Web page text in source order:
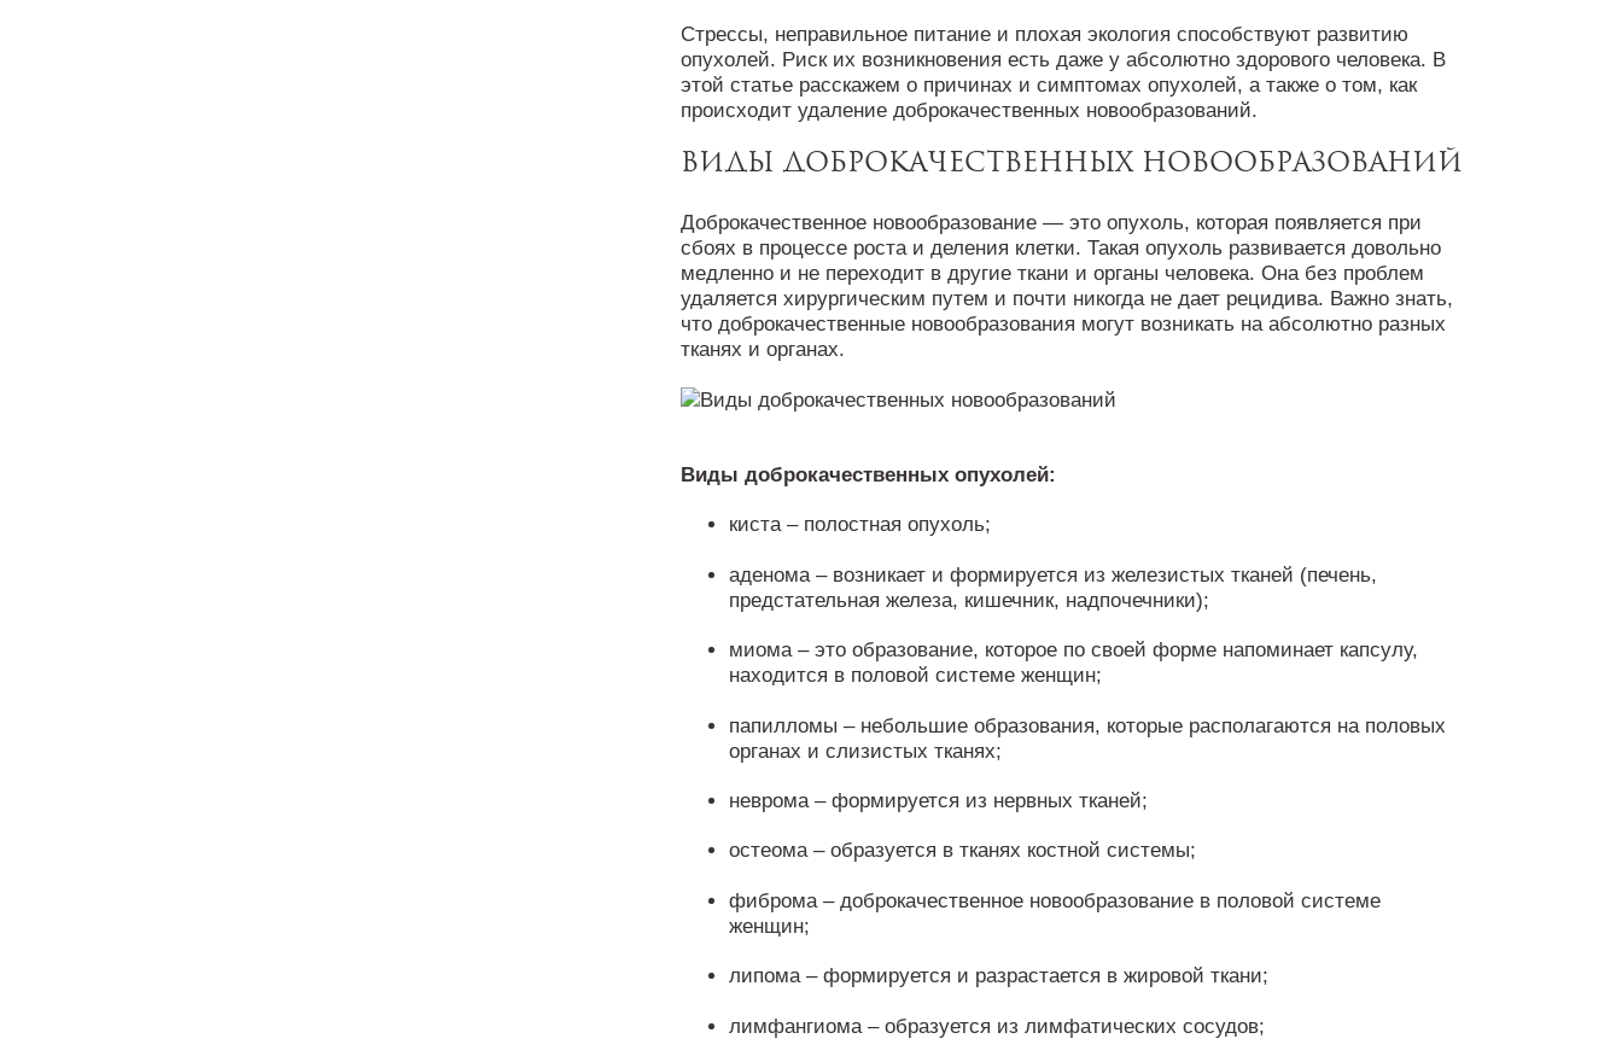
Стрессы, неправильное питание и плохая экология способствуют развитию
опухолей. Риск их возникновения есть даже у абсолютно здорового человека. В
этой статье расскажем о причинах и симптомах опухолей, а также о том, как
происходит удаление доброкачественных новообразований.
Виды доброкачественных новообразований
Доброкачественное новообразование — это опухоль, которая появляется при
сбоях в процессе роста и деления клетки. Такая опухоль развивается довольно
медленно и не переходит в другие ткани и органы человека. Она без проблем
удаляется хирургическим путем и почти никогда не дает рецидива. Важно знать,
что доброкачественные новообразования могут возникать на абсолютно разных
тканях и органах.
Виды доброкачественных опухолей:
киста – полостная опухоль;
аденома – возникает и формируется из железистых тканей (печень,
предстательная железа, кишечник, надпочечники);
миома – это образование, которое по своей форме напоминает капсулу,
находится в половой системе женщин;
папилломы – небольшие образования, которые располагаются на половых
органах и слизистых тканях;
неврома – формируется из нервных тканей;
остеома – образуется в тканях костной системы;
фиброма – доброкачественное новообразование в половой системе
женщин;
липома – формируется и разрастается в жировой ткани;
лимфангиома – образуется из лимфатических сосудов;